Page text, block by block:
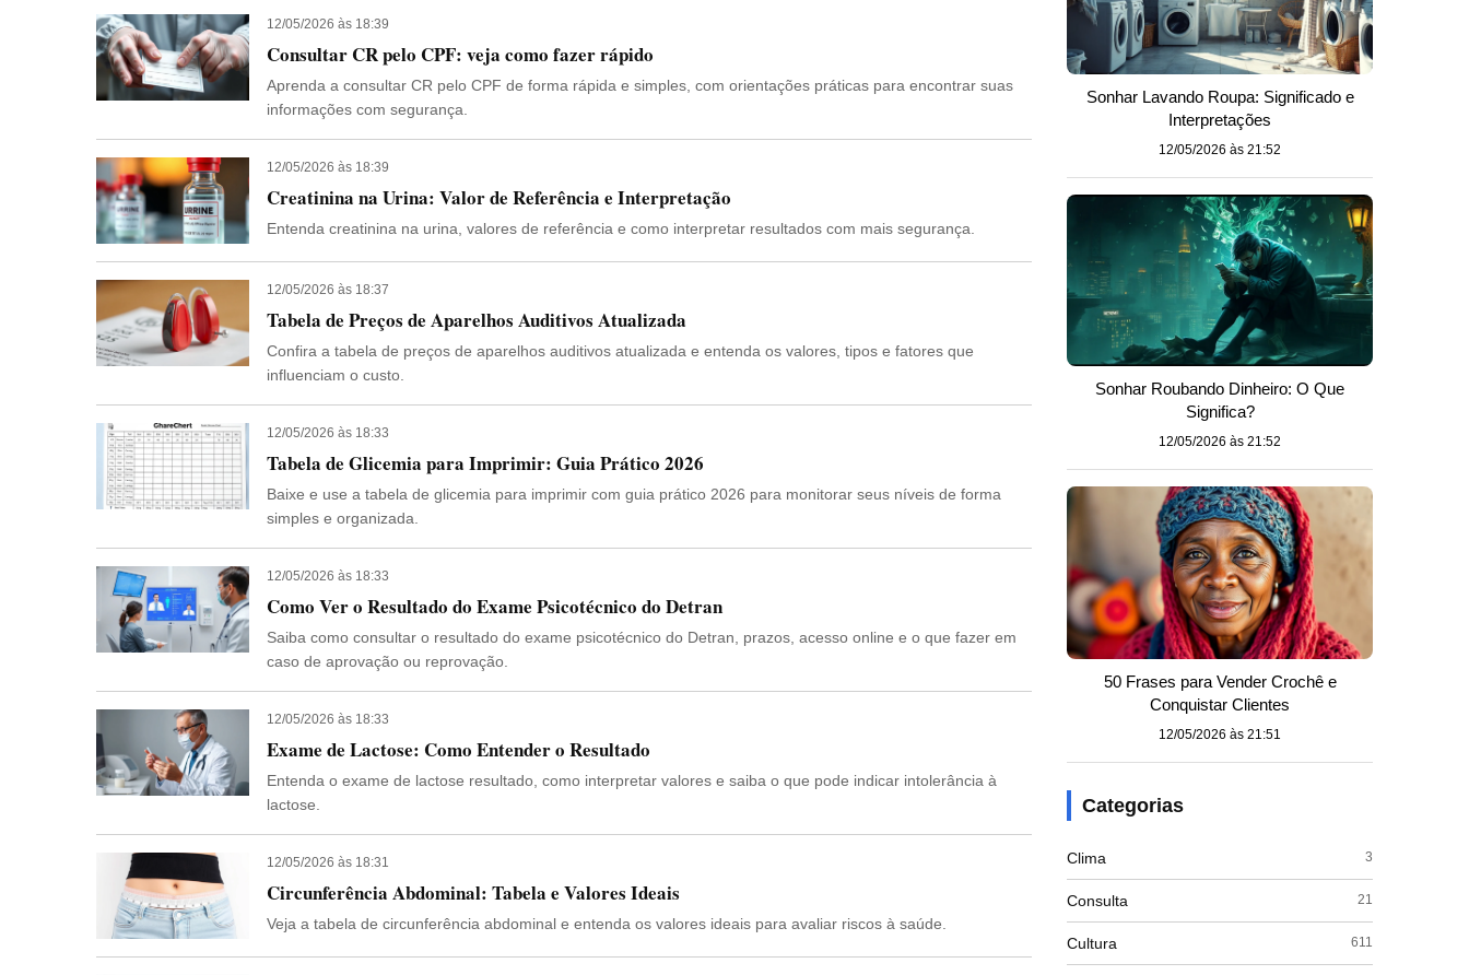
12/05/2026 às 18:39
Consultar CR pelo CPF: veja como fazer rápido
Aprenda a consultar CR pelo CPF de forma rápida e simples, com orientações práticas para encontrar suas
informações com segurança.
12/05/2026 às 18:39
Creatinina na Urina: Valor de Referência e Interpretação
Entenda creatinina na urina, valores de referência e como interpretar resultados com mais segurança.
12/05/2026 às 18:37
Tabela de Preços de Aparelhos Auditivos Atualizada
Confira a tabela de preços de aparelhos auditivos atualizada e entenda os valores, tipos e fatores que
influenciam o custo.
12/05/2026 às 18:33
Tabela de Glicemia para Imprimir: Guia Prático 2026
Baixe e use a tabela de glicemia para imprimir com guia prático 2026 para monitorar seus níveis de forma
simples e organizada.
12/05/2026 às 18:33
Como Ver o Resultado do Exame Psicotécnico do Detran
Saiba como consultar o resultado do exame psicotécnico do Detran, prazos, acesso online e o que fazer em
caso de aprovação ou reprovação.
12/05/2026 às 18:33
Exame de Lactose: Como Entender o Resultado
Entenda o exame de lactose resultado, como interpretar valores e saiba o que pode indicar intolerância à
lactose.
12/05/2026 às 18:31
Circunferência Abdominal: Tabela e Valores Ideais
Veja a tabela de circunferência abdominal e entenda os valores ideais para avaliar riscos à saúde.
Sonhar Lavando Roupa: Significado e
Interpretações
12/05/2026 às 21:52
Sonhar Roubando Dinheiro: O Que
Significa?
12/05/2026 às 21:52
50 Frases para Vender Crochê e
Conquistar Clientes
12/05/2026 às 21:51
Categorias
Clima 3
Consulta 21
Cultura 611